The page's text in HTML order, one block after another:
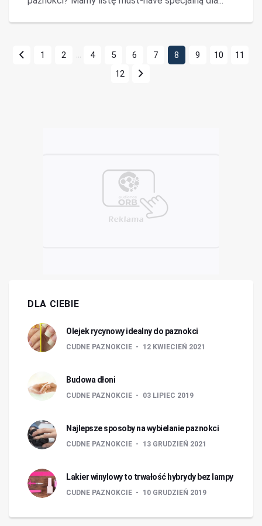
1 2 ... 4 5 6 7 8 9 10
11
12
DLA CIEBIE
Olejek rycynowy idealny do paznokci
CUDNE PAZNOKCIE 12 KWIECIEŃ 2021
Budowa dłoni
CUDNE PAZNOKCIE 03 LIPIEC 2019
Najlepsze sposoby na wybielanie paznokci
CUDNE PAZNOKCIE 13 GRUDZIEŃ 2021
Lakier winylowy to trwałość hybrydy bez lampy
CUDNE PAZNOKCIE 10 GRUDZIEŃ 2019